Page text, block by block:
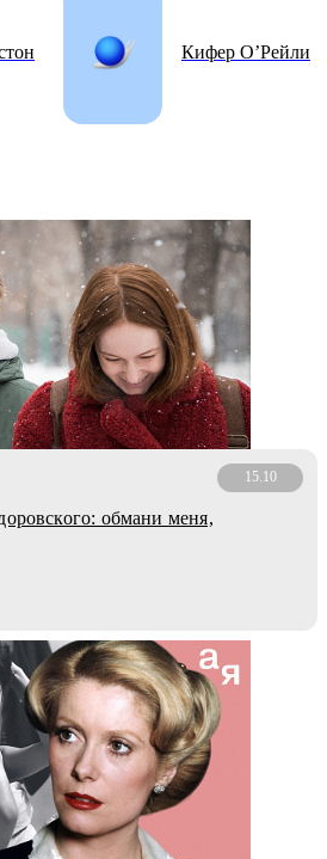
Кифер О’Рейли
15.10
обмани меня,